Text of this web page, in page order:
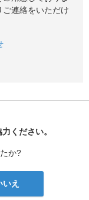
連絡をいただけ
ください。
か?
いえ